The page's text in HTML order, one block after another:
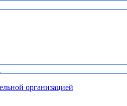
организацией